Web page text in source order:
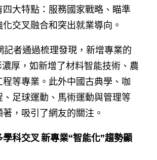
大特點：服務國家戰略、瞄準
交叉融合和突出就業導向。
記者通過梳理發現，新增專業的
濃厚，如新增了材料智能技術、農
等專業。此外中國古典學、咖
、足球運動、馬術運動與管理等
，吸引了網友的關注。
科交叉 新專業“智能化”趨勢顯